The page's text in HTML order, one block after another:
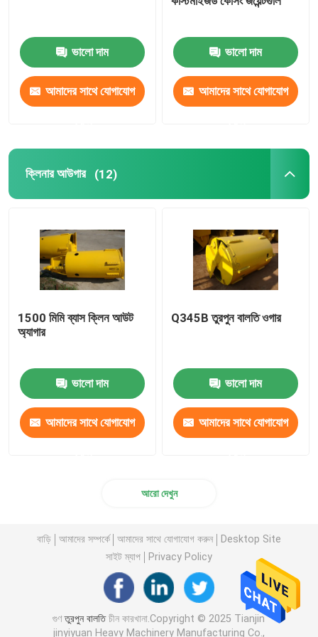
ভালো দাম
আমাদের সাথে যোগাযোগ
ভালো দাম
আমাদের সাথে যোগাযোগ
ক্লিনার আউগার (12)
1500 মিমি ব্যাস ক্লিন আউট
অ্যাগার
ভালো দাম
আমাদের সাথে যোগাযোগ
Q345B তুরপুন বালতি ওগার
ভালো দাম
আমাদের সাথে যোগাযোগ
আরো দেখুন
বাড়ি আমাদের সম্পর্কে আমাদের সাথে যোগাযোগ করুন
Desktop Site
সাইট ম্যাপ
Privacy Policy
গুণতুরপুন বালতিচীন কারখানা.Copyright © 2025 Tianjin
jinyiyuan Heavy Machinery Manufacturing Co.,